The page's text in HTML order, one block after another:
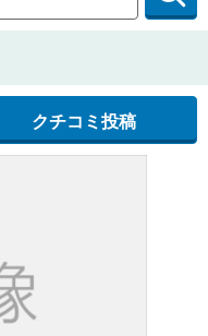
クチコミ投稿